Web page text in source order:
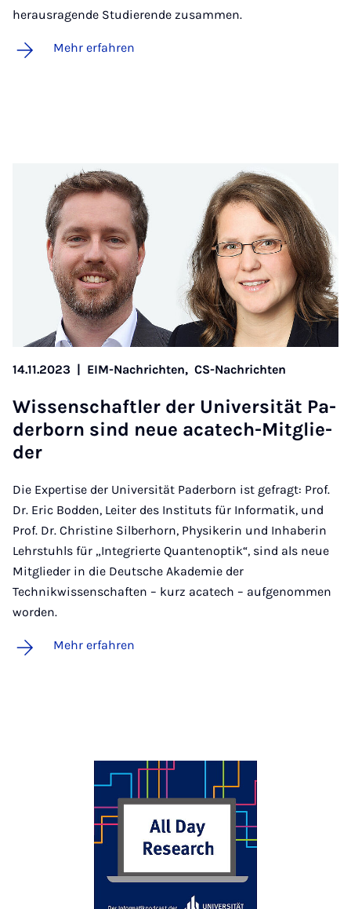
herausragende Studierende zusammen.
Mehr erfahren
14.11.2023 | EIM-Nachrichten, CS-Nachrichten
Wis­sen­schaft­ler der Uni­ver­si­tät Pa­
der­born sind neue aca­tech-Mit­glie­
der
Die Expertise der Universität Paderborn ist gefragt: Prof.
Dr. Eric Bodden, Leiter des Instituts für Informatik, und
Prof. Dr. Christine Silberhorn, Physikerin und Inhaberin
Lehrstuhls für „Integrierte Quantenoptik“, sind als neue
Mitglieder in die Deutsche Akademie der
Technikwissenschaften – kurz acatech – aufgenommen
worden.
Mehr erfahren